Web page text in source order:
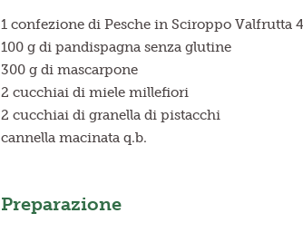
1 confezione di Pesche in Sciroppo Valfrutta
100 g di pandispagna senza glutine
300 g di mascarpone
2 cucchiai di miele millefiori
2 cucchiai di granella di pistacchi
cannella macinata q.b.
Preparazione